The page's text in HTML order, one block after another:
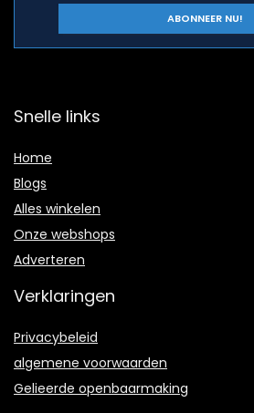
Snelle links
Home
Blogs
Alles winkelen
Onze webshops
Adverteren
Verklaringen
Privacybeleid
algemene voorwaarden
Gelieerde openbaarmaking